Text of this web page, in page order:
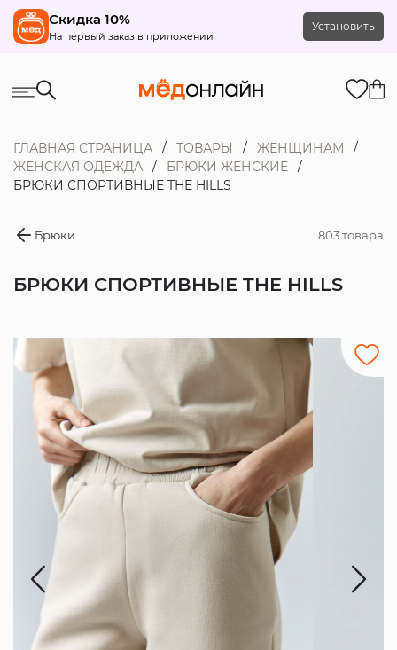
Скидка 10%
На первый заказ в приложении
Установить
ГЛАВНАЯ СТРАНИЦА ТОВАРЫ
ЖЕНЩИНАМ
ЖЕНСКАЯ ОДЕЖДА
БРЮКИ ЖЕНСКИЕ
БРЮКИ СПОРТИВНЫЕ THE HILLS
Брюки 803 товара
БРЮКИ СПОРТИВНЫЕ THE HILLS